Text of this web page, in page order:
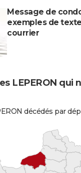
Message de
exemples de
courrier
LEPERON qui
décédés par